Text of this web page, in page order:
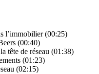
l’immobilier (00:25)
(00:40)
tête de réseau (01:38)
(01:23)
(02:15)